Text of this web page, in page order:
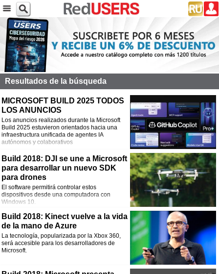
Resultados de la búsqueda
MICROSOFT BUILD 2025 TODOS
LOS ANUNCIOS
Los anuncios realizados durante la Microsoft
Build 2025 estuvieron orientados hacia una
infraestructura unificada de agentes IA
autónomos y colaborativos
Build 2018: DJI se une a Microsoft
para desarrollar un nuevo SDK
para drones
El software permitirá controlar estos
dispositivos desde una computadora con
Windows 10.
Build 2018: Kinect vuelve a la vida
de la mano de Azure
La tecnología, popularizada por la Xbox 360,
será accesible para los desarrolladores de
Microsoft.